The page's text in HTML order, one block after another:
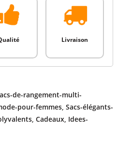
Livraison
de-rangement-multi-
pour-femmes, Sacs-élégants-
, Cadeaux, Idees-